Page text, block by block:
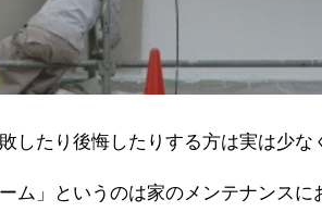
したり後悔したりする方は実は少な
ム」というのは家のメンテナンスに